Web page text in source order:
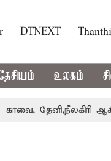
DTNEXT
உலகம்
ஆகிய